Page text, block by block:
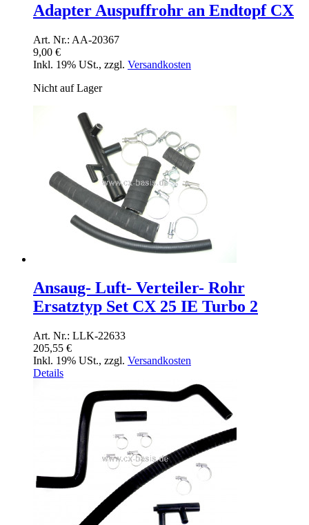
Adapter Auspuffrohr an Endtopf CX
Art. Nr.: AA-20367
9,00 €
Inkl. 19% USt., zzgl. Versandkosten
Nicht auf Lager
Ansaug- Luft- Verteiler- Rohr
Ersatztyp Set CX 25 IE Turbo 2
Art. Nr.: LLK-22633
205,55 €
Inkl. 19% USt., zzgl. Versandkosten
Details